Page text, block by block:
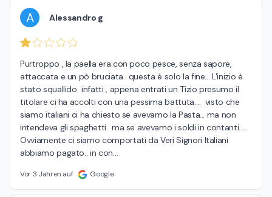
A Alessandro g
Purtroppo , la paella era con poco pesce, senza sapore,
attaccata e un pò bruciata.. questa è solo la fine... L'inizio è
stato squallido  infatti , appena entrati un Tizio presumo il
titolare ci ha accolti con una pessima battuta....  visto che
siamo italiani ci ha chiesto se avevamo la Pasta... ma non
intendeva gli spaghetti.. ma se avevamo i soldi in contanti.....
Ovviamente ci siamo comportati da Veri Signori Italiani
abbiamo pagato.. in con…
Vor 3 Jahren auf Google